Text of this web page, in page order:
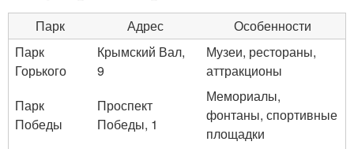
Парк Адрес
Особенности
Парк
Горького
Крымский Вал,
9
Музеи, рестораны,
аттракционы
Парк
Победы
Проспект
Победы, 1
Мемориалы,
фонтаны, спортивные
площадки